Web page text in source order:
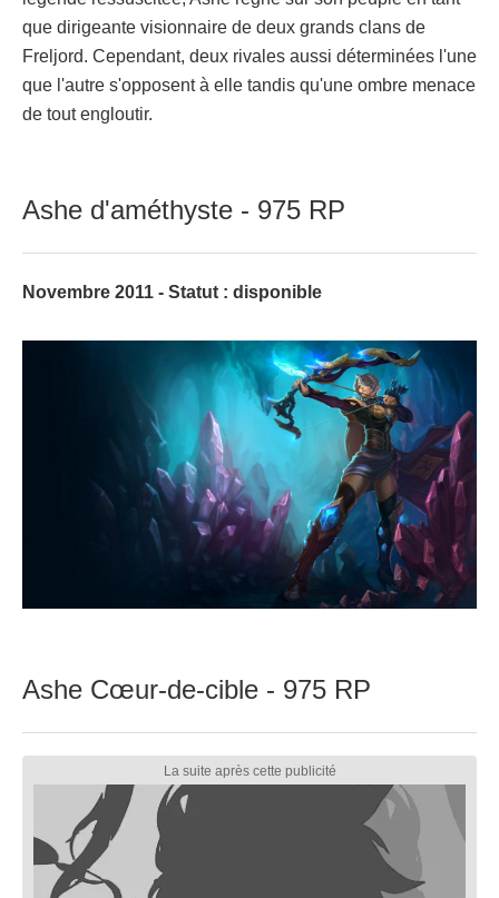
que dirigeante visionnaire de deux grands clans de
Freljord. Cependant, deux rivales aussi déterminées l'une
que l'autre s'opposent à elle tandis qu'une ombre menace
de tout engloutir.
Ashe d'améthyste - 975 RP
Novembre 2011 - Statut : disponible
Ashe Cœur-de-cible - 975 RP